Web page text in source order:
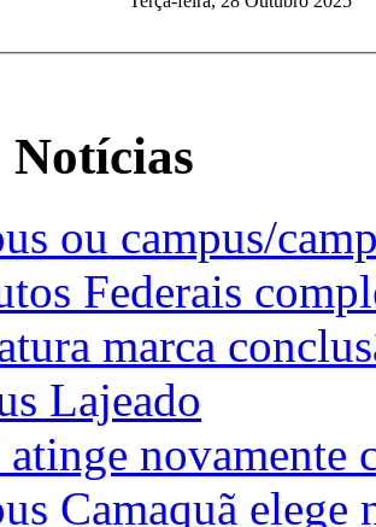
ou campus/
Federais
marca
Lajeado
novamente
Camaquã